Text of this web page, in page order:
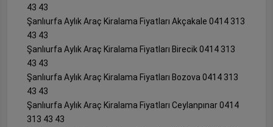
43 43
Şanlıurfa Aylık Araç Kiralama Fiyatları Akçakale 0414 313
43 43
Şanlıurfa Aylık Araç Kiralama Fiyatları Birecik 0414 313
43 43
Şanlıurfa Aylık Araç Kiralama Fiyatları Bozova 0414 313
43 43
Şanlıurfa Aylık Araç Kiralama Fiyatları Ceylanpınar 0414
313 43 43